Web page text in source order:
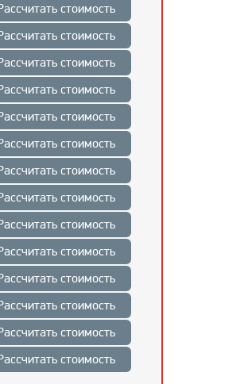
стоимость
стоимость
стоимость
стоимость
стоимость
стоимость
стоимость
стоимость
стоимость
стоимость
стоимость
стоимость
стоимость
стоимость